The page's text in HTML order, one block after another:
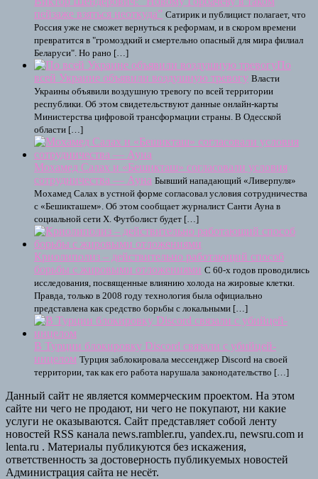
пейзаже взяться неоткуда” Сатирик и публицист полагает, что
Россия уже не сможет вернуться к реформам, и в скором времени
превратится в "громоздкий и смертельно опасный для мира филиал
Беларуси". Но рано […]
По
всей Украине объявили воздушную тревогу Власти
Украины объявили воздушную тревогу по всей территории
республики. Об этом свидетельствуют данные онлайн-карты
Министерства цифровой трансформации страны. В Одесской
области […]
Мохамед Салах и «Бешикташ» согласовали условия
сотрудничества — Ауна Бывший нападающий «Ливерпуля»
Мохамед Салах в устной форме согласовал условия сотрудничества
с «Бешикташем». Об этом сообщает журналист Санти Ауна в
социальной сети X. Футболист будет […]
Криолиполиз – действительно работающий способ
борьбы с жировыми отложениями С 60-х годов проводились
исследования, посвященные влиянию холода на жировые клетки.
Правда, только в 2008 году технология была официально
представлена как средство борьбы с локальными […]
В Турции блокировку Discord связали с убийцей-
инцелом Турция заблокировала мессенджер Discord на своей
территории, так как его работа нарушала законодательство […]
Данный сайт не является коммерческим проектом. На этом
сайте ни чего не продают, ни чего не покупают, ни какие
услуги не оказываются. Сайт представляет собой ленту
новостей RSS канала news.rambler.ru, yandex.ru, newsru.com и
lenta.ru . Материалы публикуются без искажения,
ответственность за достоверность публикуемых новостей
Администрация сайта не несёт.